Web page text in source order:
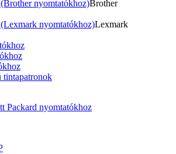
nyomtatókhoz)Brother
nyomtatókhoz)Lexmark
tintapatronok
Packard nyomtatókhoz